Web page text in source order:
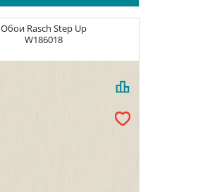
Обои Rasch Step Up
W186018